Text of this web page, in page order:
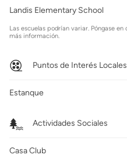
Landis Elementary School
Las escuelas podrían variar. Póngase
más información.
Puntos de Interés Locales
Estanque
Actividades Sociales
Casa Club